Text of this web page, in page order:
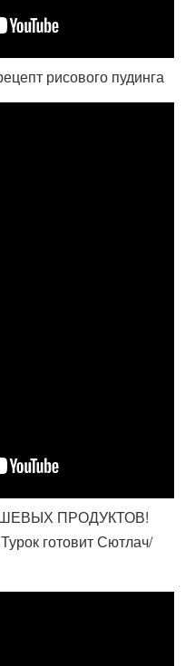
рисового пудинга
ПРОДУКТОВ!
готовит Сютлач/